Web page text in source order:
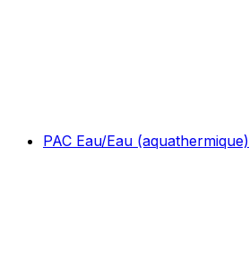
PAC Eau/Eau (aquathermique)